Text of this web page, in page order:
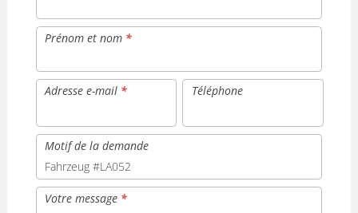
Prénom et nom *
Adresse e-mail * Téléphone
Motif de la demande
Votre message *